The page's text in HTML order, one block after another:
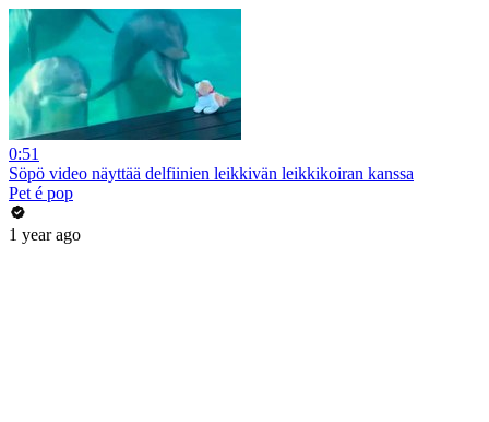
0:51
Söpö video näyttää delfiinien leikkivän leikkikoiran kanssa
Pet é pop
1 year ago